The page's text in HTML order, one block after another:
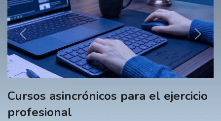
Cursos asincrónicos para el ejercicio
profesional